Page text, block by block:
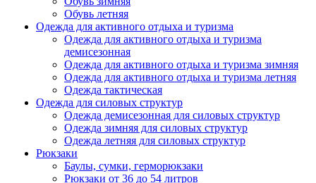
Обувь летняя
Одежда для активного отдыха и туризма
Одежда для активного отдыха и туризма
демисезонная
Одежда для активного отдыха и туризма зимняя
Одежда для активного отдыха и туризма летняя
Одежда тактическая
Одежда для силовых структур
Одежда демисезонная для силовых структур
Одежда зимняя для силовых структур
Одежда летняя для силовых структур
Рюкзаки
Баулы, сумки, герморюкзаки
Рюкзаки от 36 до 54 литров